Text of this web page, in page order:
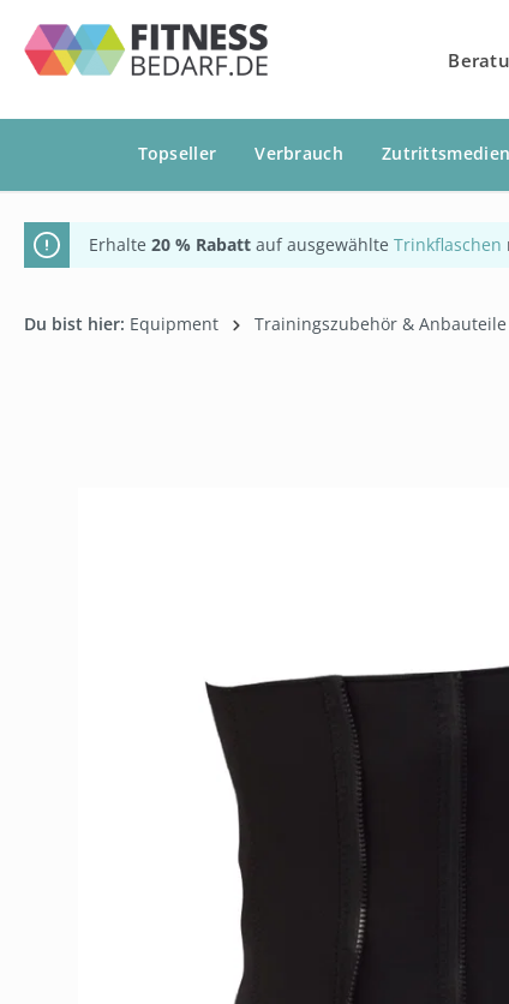
Zur Hauptnavigation springen
Topseller Verbrauch Zutrittsmedien
Erhalte 20 % Rabatt auf ausgewählte Trinkflaschen
Du bist hier: Equipment Trainingszubehör & Anbauteile